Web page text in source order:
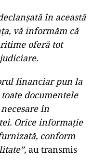
în această
vă informăm că
oferă tot
financiar pun la
documentele
în
Orice informaţie
conform
au transmis